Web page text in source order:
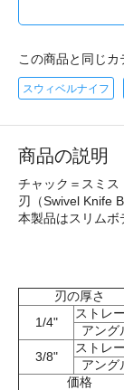
この商品と同じ
スウィベルナイフ
商品の説明
チャック＝スミス
刃（Swivel Knife
本製品はスリムボ
刃の厚さ
1/4"
ストレ
アング
3/8"
ストレ
アング
価格